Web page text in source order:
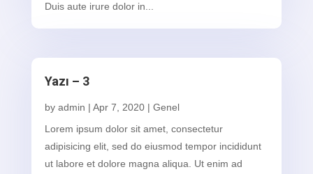
Duis aute irure dolor in...
Yazı – 3
by admin | Apr 7, 2020| Genel
Lorem ipsum dolor sit amet, consectetur
adipisicing elit, sed do eiusmod tempor incididunt
ut labore et dolore magna aliqua. Ut enim ad